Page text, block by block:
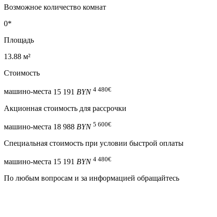
Возможное количество комнат
0*
Площадь
13.88 м²
Стоимость
машино-места 15 191 BYN 4 480€
Акционная стоимость для рассрочки
машино-места 18 988 BYN 5 600€
Специальная cтоимость при условии быстрой оплаты
машино-места 15 191 BYN 4 480€
По любым вопросам и за информацией обращайтесь